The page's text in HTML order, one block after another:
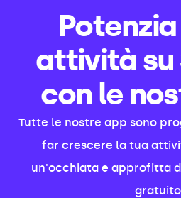
attività su
con le
Tutte le nostre app sono
far crescere la tua
un'occhiata e approfitta